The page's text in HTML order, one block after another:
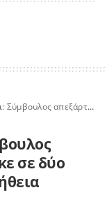
σε δύο χρόνια φυλάκιση για προμήθεια κεταμίνης
σε δύο